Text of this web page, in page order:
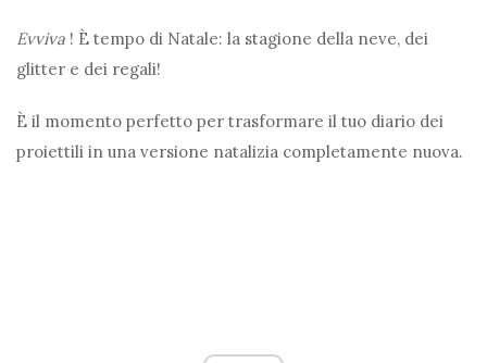
Evviva ! È tempo di Natale: la stagione della neve, dei
glitter e dei regali!
È il momento perfetto per trasformare il tuo diario dei
proiettili in una versione natalizia completamente nuova.